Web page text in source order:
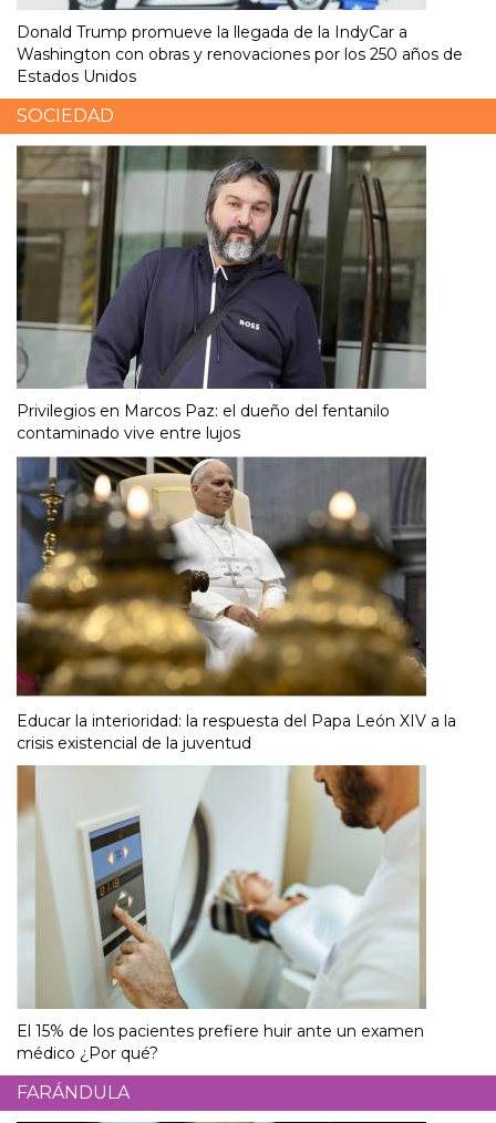
Donald Trump promueve la llegada de la IndyCar a
Washington con obras y renovaciones por los 250 años de
Estados Unidos
SOCIEDAD
Privilegios en Marcos Paz: el dueño del fentanilo
contaminado vive entre lujos
Educar la interioridad: la respuesta del Papa León XIV a la
crisis existencial de la juventud
El 15% de los pacientes prefiere huir ante un examen
médico ¿Por qué?
FARÁNDULA